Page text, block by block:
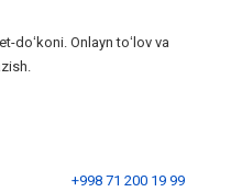
doʻkoni. Onlayn toʻlov va
+998 71 200 19 99